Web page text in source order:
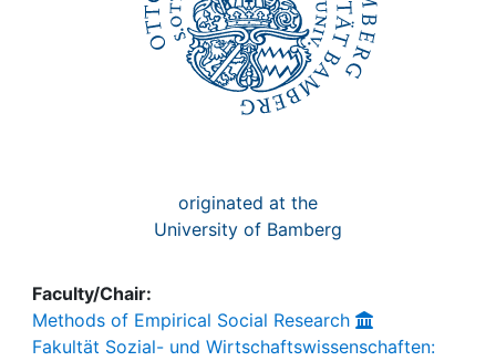
originated at the
University of Bamberg
Faculty/Chair:
Methods of Empirical Social Research
Fakultät Sozial- und Wirtschaftswissenschaften: